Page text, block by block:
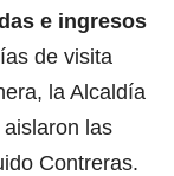
e ingresos
de visita
la Alcaldía
las
Contreras.